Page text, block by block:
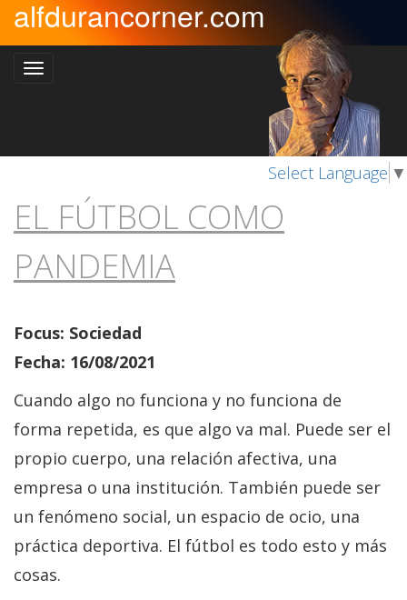
alfdurancorner.com
Select Language ▼
EL FÚTBOL COMO
PANDEMIA
Focus: Sociedad
Fecha: 16/08/2021
Cuando algo no funciona y no funciona de
forma repetida, es que algo va mal. Puede ser el
propio cuerpo, una relación afectiva, una
empresa o una institución. También puede ser
un fenómeno social, un espacio de ocio, una
práctica deportiva. El fútbol es todo esto y más
cosas.